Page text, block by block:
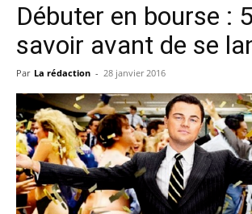
Débuter en bourse :
savoir avant de se
Par La rédaction - 28 janvier 2016